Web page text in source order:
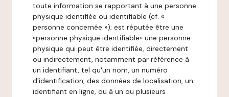
toute information se rapportant à une personne
physique identifiée ou identifiable (cf. «
personne concernée »); est réputée être une
«personne physique identifiable» une personne
physique qui peut être identifiée, directement
ou indirectement, notamment par référence à
un identifiant, tel qu'un nom, un numéro
d'identification, des données de localisation, un
identifiant en ligne, ou à un ou plusieurs